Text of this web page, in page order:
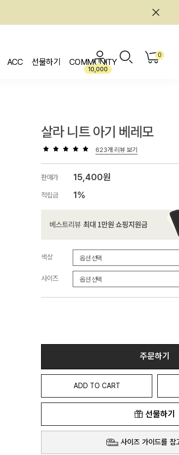
ACC 선물하기 COMMUNITY
10,000
0
살라 니트 아기 베레모
623개 리뷰 보기
판매가 15,400원
적립금 1%
색상
사이즈
주문하기
ADD TO CART
선물하기
사이즈 가이드를 참